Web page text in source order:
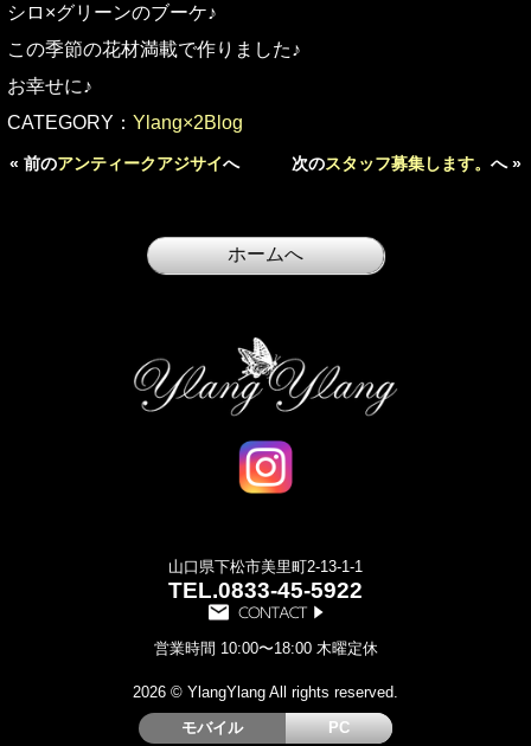
シロ×グリーンのブーケ♪
この季節の花材満載で作りました♪
お幸せに♪
CATEGORY： Ylang×2Blog
« 前のアンティークアジサイへ 次のスタッフ募集します。 へ »
山口県下松市美里町2-13-1-1
TEL.0833-45-5922
営業時間 10:00〜18:00 木曜定休
2026 © YlangYlang All rights reserved.
モバイル PC